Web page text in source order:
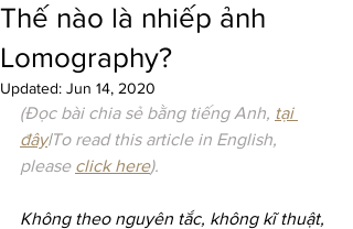
Thế nào là nhiếp ảnh
Lomography?
Updated: Jun 14, 2020
(Đọc bài chia sẻ bằng tiếng Anh, tại
đây|To read this article in English,
please click here).
Không theo nguyên tắc, không kĩ thuật,